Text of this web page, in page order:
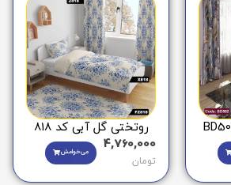
روتختی گل آبی کد 818
4,760,000
تومان
می‌خوامش